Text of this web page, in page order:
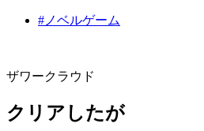
#ノベルゲーム
ザワークラウド
クリアしたが